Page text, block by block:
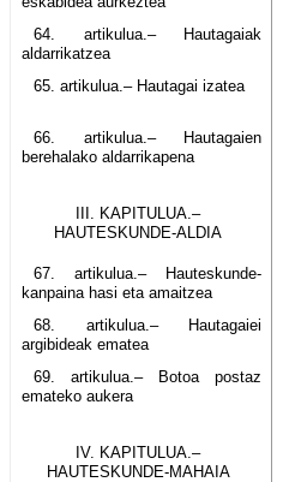
64. artikulua.– Hautagaiak
aldarrikatzea
65. artikulua.– Hautagai izatea
66. artikulua.– Hautagaien
berehalako aldarrikapena
III. KAPITULUA.–
HAUTESKUNDE-ALDIA
67. artikulua.– Hauteskunde-
kanpaina hasi eta amaitzea
68. artikulua.– Hautagaiei
argibideak ematea
69. artikulua.– Botoa postaz
emateko aukera
IV. KAPITULUA.–
HAUTESKUNDE-MAHAIA